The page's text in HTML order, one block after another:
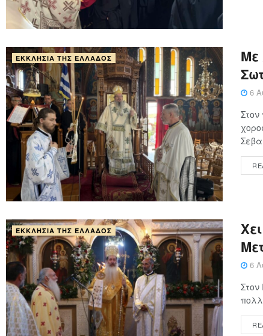
ΕΚΚΛΗΣΊΑ ΤΗΣ ΕΛΛΆΔΟΣ
Με
6
ΕΚΚΛΗΣΊΑ ΤΗΣ ΕΛΛΆΔΟΣ
6